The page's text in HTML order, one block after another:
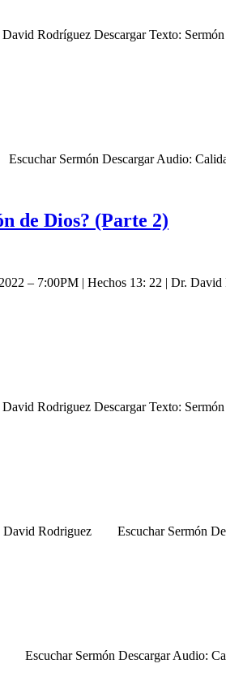
Rodríguez Descargar Texto:
Sermón Descargar Audio:
de Dios? (Parte 2)
– 7:00PM | Hechos 13: 22 | Dr.
Rodriguez Descargar Texto:
David Rodriguez Escuchar Sermón
Sermón Descargar Audio: